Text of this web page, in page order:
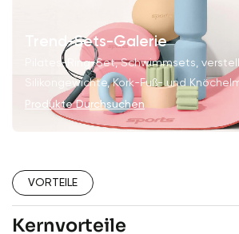
Trend-Sets-Galerie
Pilates-Ring-Set, Schwimmsets,
Silikongewichte, Kork-Fuß- und
Produkte Durchsuchen
VORTEILE
Kernvorteile